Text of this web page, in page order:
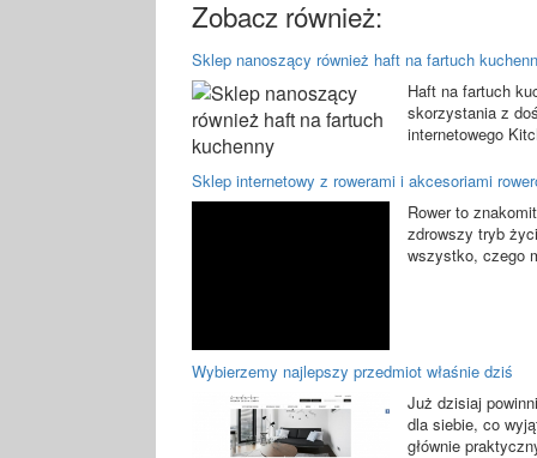
Zobacz również:
Sklep nanoszący również haft na fartuch
Haft na fartuch
skorzystania z
internetowego
Sklep internetowy z rowerami i akcesoriami
Rower to
zdrowszy tryb
wszystko, czego
Wybierzemy najlepszy przedmiot właśnie dziś
Już dzisiaj
dla siebie, co
głównie